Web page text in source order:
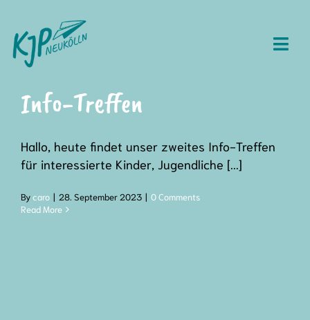
content
Termine
Info-Treffen
Hallo, heute findet unser zweites Info-Treffen
für interessierte Kinder, Jugendliche [...]
Bycaro | 28. September 2023 | 0 Comments
Read More